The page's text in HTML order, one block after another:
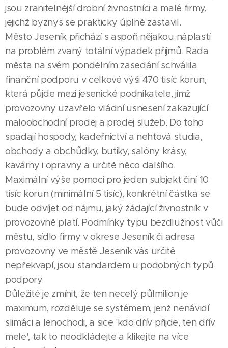
jsou zranitelnější drobní živnostníci a malé firmy,
jejichž byznys se prakticky úplně zastavil.
Město Jeseník přichází s aspoň nějakou náplastí
na problém zvaný totální výpadek příjmů. Rada
města na svém pondělním zasedání schválila
finanční podporu v celkové výši 470 tisíc korun,
která půjde mezi jesenické podnikatele, jimž
provozovny uzavřelo vládní usnesení zakazující
maloobchodní prodej a prodej služeb. Do toho
spadají hospody, kadeřnictví a nehtová studia,
obchody a obchůdky, butiky, salóny krásy,
kavárny i opravny a určitě něco dalšího.
Maximální výše pomoci pro jeden subjekt činí 10
tisíc korun (minimální 5 tisíc), konkrétní částka se
bude odvíjet od nájmu, jaký žádající živnostník v
provozovně platí. Podmínky typu bezdlužnost vůči
městu, sídlo firmy v okrese Jeseník či adresa
provozovny ve městě Jeseník vás určitě
nepřekvapí, jsou standardem u podobných typů
podpory.
Důležité je zmínit, že ten necelý půlmilion je
maximum, rozděluje se systémem, jenž nenávidí
slimáci a lenochodi, a sice 'kdo dřív přijde, ten dřív
mele', tak to neodkládejte a klikejte na více